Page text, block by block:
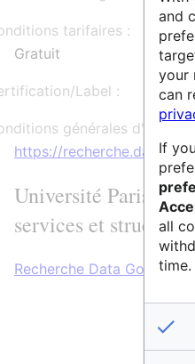
tarifaires :
Gratuit
Label :
générales
https://
Université Paris-
services et structures
Recherche Data Gouv
and
your
can
If
all
time.